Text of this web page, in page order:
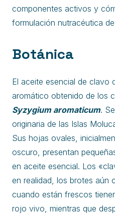
componentes activos y
formulación nutracéutica
Botánica
El aceite esencial de clavo
aromático obtenido de los
Syzygium aromaticum.
originaria de las Islas
Sus hojas ovales,
oscuro, presentan
en aceite esencial. Los
en realidad, los brotes aún
cuando están frescos
rojo vivo, mientras que